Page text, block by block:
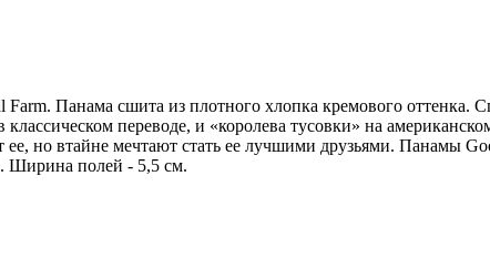
Панама сшита из плотного хлопка кремового оттенка.
переводе, и «королева тусовки» на
ее, но втайне мечтают стать ее лучшими друзьями. Панамы
Ширина полей - 5,5 см.